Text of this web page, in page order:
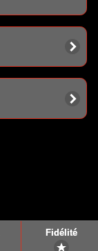
Fidélité